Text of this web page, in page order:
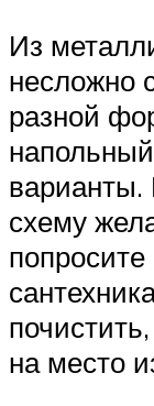
Из
несложно
разной
варианты.
схему
попросите
на место